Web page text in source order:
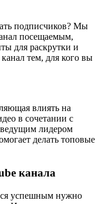
подписчиков? Мы
посещаемым,
для раскрутки и
тем, для кого вы
влиять на
в сочетании с
лидером
делать топовые
канала
успешным нужно